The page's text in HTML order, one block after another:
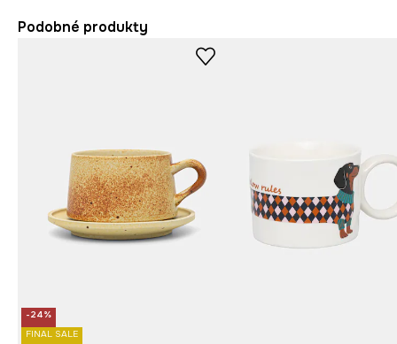
Podobné produkty
-24%
FINAL SALE